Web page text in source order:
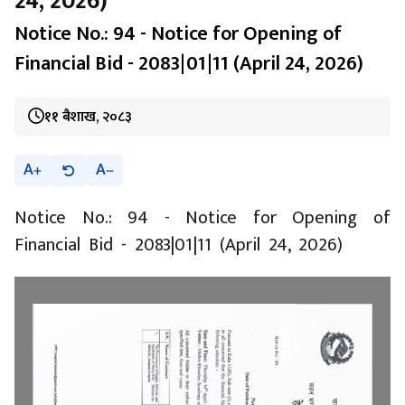
Notice No.: 94 - Notice for Opening of
Financial Bid - 2083|01|11 (April 24, 2026)
११ बैशाख, २०८३
A A
Notice No.: 94 - Notice for Opening of
Financial Bid - 2083|01|11 (April 24, 2026)